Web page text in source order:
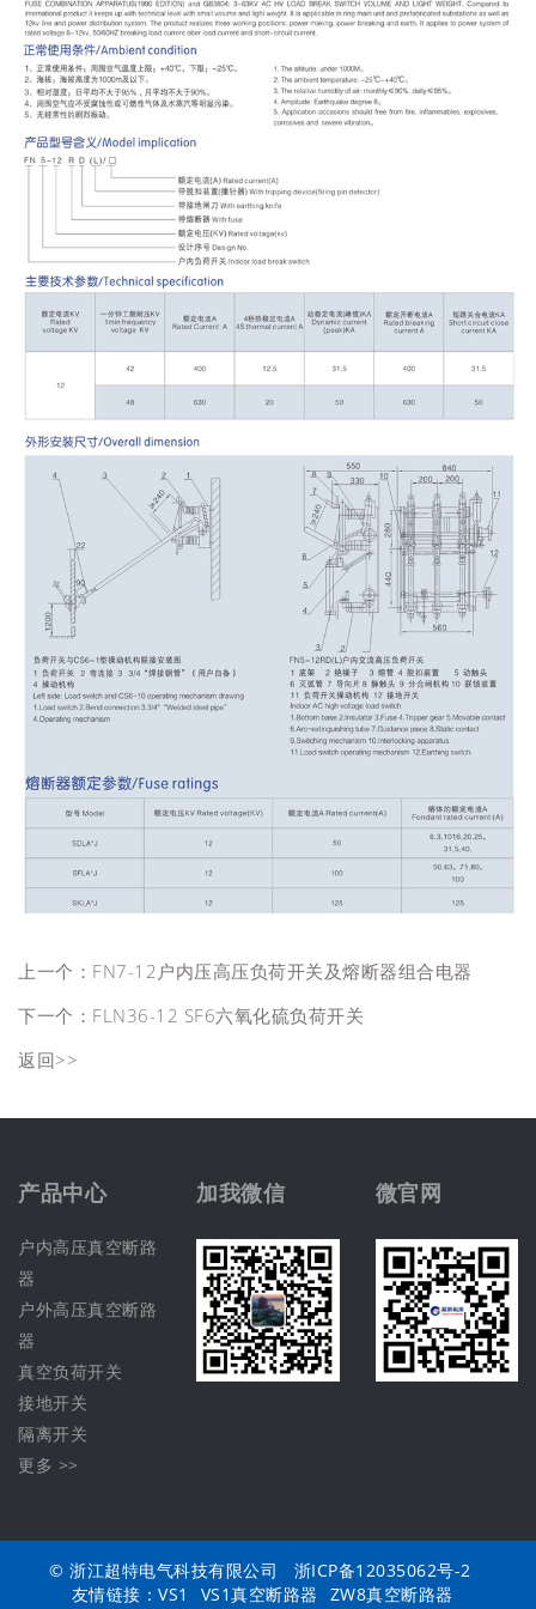
上一个： FN7-12户内压高压负荷开关及熔断器组合电器
下一个： FLN36-12 SF6六氧化硫负荷开关
返回>>
产品中心
户内高压真空断路
器
户外高压真空断路
器
真空负荷开关
接地开关
隔离开关
更多 >>
加我微信 微官网
© 浙江超特电气科技有限公司 浙ICP备12035062号-2
友情链接： VS1 VS1真空断路器
ZW8真空断路器